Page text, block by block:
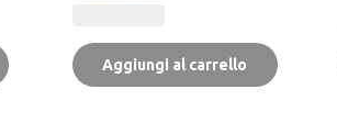
Aggiungi al carrello